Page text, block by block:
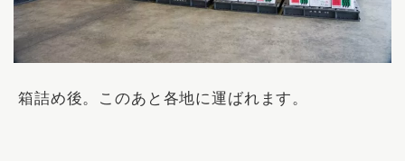
箱詰め後。このあと各地に運ばれます。